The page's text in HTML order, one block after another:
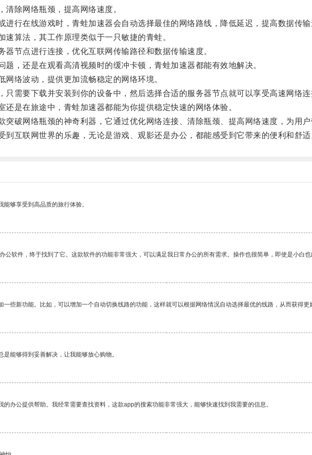
除网络瓶颈，提高网络速度。
行在线游戏时，青蛙加速器会自动选择最佳的网络路线，降低延迟，提高数据传输
算法，其工作原理类似于一只敏捷的青蛙。
节点进行连接，优化互联网传输路径和数据传输速度。
，还是在观看高清视频时的缓冲卡顿，青蛙加速器都能有效地解决。
络波动，提供更加流畅稳定的网络环境。
需要下载并安装到你的设备中，然后选择合适的服务器节点就可以享受高速网络连
是在旅途中，青蛙加速器都能为你提供稳定快速的网络体验。
破网络瓶颈的神奇利器，它通过优化网络连接、清除瓶颈、提高网络速度，为用户
互联网世界的乐趣，无论是游戏、观影还是办公，都能感受到它带来的便利和舒适
够享受到高品质的旅行体验。
公软件，终于找到了它。这款软件的功能非常强大，可以满足我日常办公的所有需求。操作也很简单，即使是小白也
些新功能。比如，可以增加一个自动切换线路的功能，这样就可以根据网络情况自动选择最优的线路，从而获得更
能够得到妥善解决，让我能够放心购物。
办公提供帮助。我经常需要查找资料，这款app的搜索功能非常强大，能够快速找到我需要的信息。